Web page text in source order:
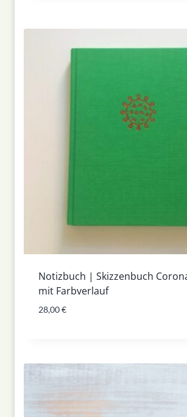
Notizbuch | Skizzenbuch
mit Farbverlauf
28,00€